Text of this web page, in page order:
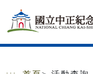
跳到主要內容
網站導覽